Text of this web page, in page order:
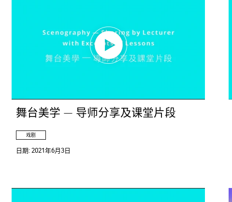
舞台美学 — 导师分享及课堂片段
戏剧
日期:2021年6月3日